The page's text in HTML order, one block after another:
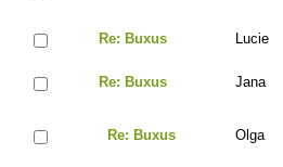
Re: Buxus Lucie
Re: Buxus Jana
Re: Buxus Olga